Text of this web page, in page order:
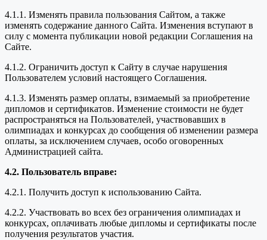
4.1.1. Изменять правила пользования Сайтом, а также
изменять содержание данного Сайта. Изменения вступают в
силу с момента публикации новой редакции Соглашения на
Сайте.
4.1.2. Ограничить доступ к Сайту в случае нарушения
Пользователем условий настоящего Соглашения.
4.1.3. Изменять размер оплаты, взимаемый за приобретение
дипломов и сертификатов. Изменение стоимости не будет
распространяться на Пользователей, участвовавших в
олимпиадах и конкурсах до сообщения об изменении размера
оплаты, за исключением случаев, особо оговоренных
Администрацией сайта.
4.2. Пользователь вправе:
4.2.1. Получить доступ к использованию Сайта.
4.2.2. Участвовать во всех без ограничения олимпиадах и
конкурсах, оплачивать любые дипломы и сертификаты после
получения результатов участия.